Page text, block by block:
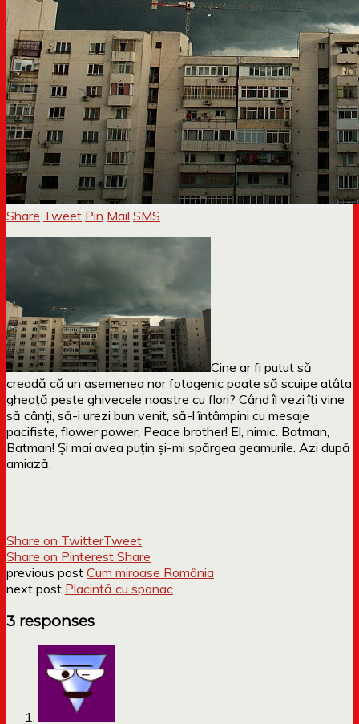
Share Tweet Pin Mail SMS
Cine ar fi putut să
creadă că un asemenea nor fotogenic poate să scuipe atâta
gheață peste ghivecele noastre cu flori? Când îl vezi îți vine
să cânți, să-i urezi bun venit, să-l întâmpini cu mesaje
pacifiste, flower power, Peace brother! El, nimic. Batman,
Batman! Și mai avea puțin și-mi spărgea geamurile. Azi după
amiază.
Share on TwitterTweet
Share on Pinterest Share
previous post Cum miroase România
next post Placintă cu spanac
3 responses